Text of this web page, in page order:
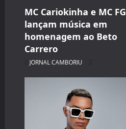
MC Cariokinha e MC FG
lançam música em
homenagem ao Beto
Carrero
JORNAL CAMBORIU